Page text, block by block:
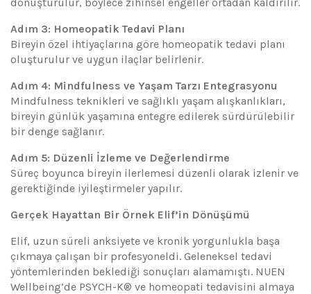
Adım 3: Homeopatik Tedavi Planı
Bireyin özel ihtiyaçlarına göre homeopatik tedavi planı
oluşturulur ve uygun ilaçlar belirlenir.
Adım 4: Mindfulness ve Yaşam Tarzı Entegrasyonu
Mindfulness teknikleri ve sağlıklı yaşam alışkanlıkları,
bireyin günlük yaşamına entegre edilerek sürdürülebilir
bir denge sağlanır.
Adım 5: Düzenli İzleme ve Değerlendirme
Süreç boyunca bireyin ilerlemesi düzenli olarak izlenir ve
gerektiğinde iyileştirmeler yapılır.
Gerçek Hayattan Bir Örnek Elif’in Dönüşümü
Elif, uzun süreli anksiyete ve kronik yorgunlukla başa
çıkmaya çalışan bir profesyoneldi. Geleneksel tedavi
yöntemlerinden beklediği sonuçları alamamıştı. NUEN
Wellbeing’de PSYCH-K® ve homeopati tedavisini almaya